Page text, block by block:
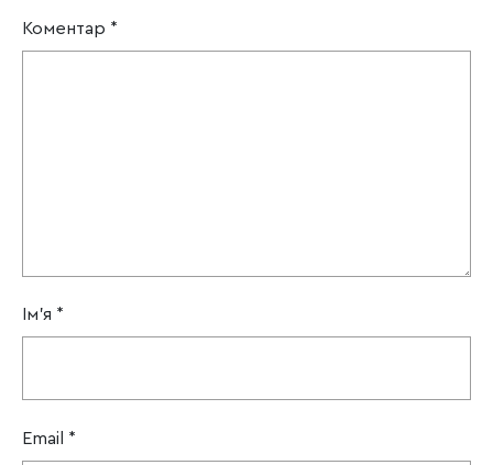
Коментар *
Ім'я *
Email *